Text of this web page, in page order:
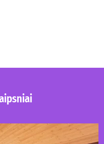
Kur nusipirkti medines
žaliuzes Klaipėdoje?